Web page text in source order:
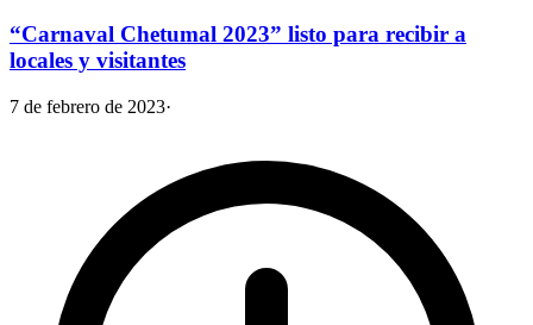
“Carnaval Chetumal 2023” listo para recibir a
locales y visitantes
7 de febrero de 2023·